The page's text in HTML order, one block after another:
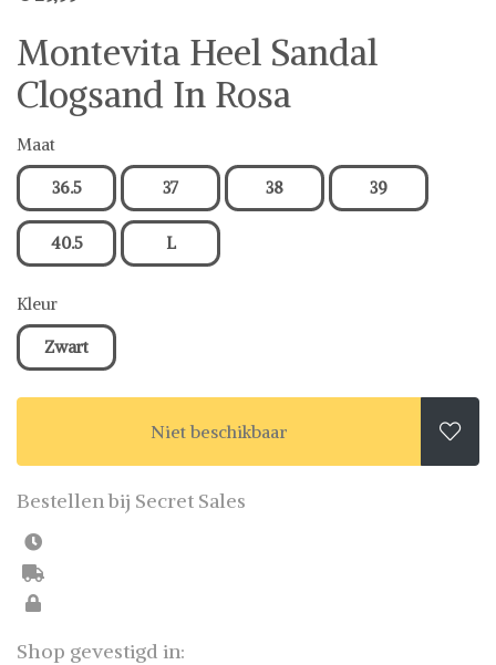
Montevita Heel Sandal
Clogsand In Rosa
Maat
36.5 37 38 39
40.5 L
Kleur
Zwart
Niet beschikbaar 
Bestellen bij Secret Sales
Shop gevestigd in: